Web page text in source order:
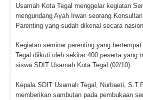
Usamah Kota Tegal menggelar kegiatan
mengundang Ayah Irwan seorang
Parenting yang sudah dikenal secara
Kegiatan seminar parenting yang
Tegal diikuti oleh sekitar 400 peserta yang
siswa SDIT Usamah Kota Tegal (02/10).
Kepala SDIT Usamah Tegal, Nurbaeti,
memberikan sambutan pada pembukaan